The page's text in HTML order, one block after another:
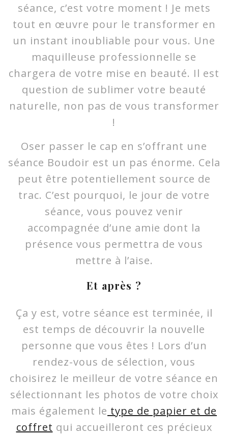
séance, c’est votre moment ! Je mets
tout en œuvre pour le transformer en
un instant inoubliable pour vous. Une
maquilleuse professionnelle se
chargera de votre mise en beauté. Il est
question de sublimer votre beauté
naturelle, non pas de vous transformer
!
Oser passer le cap en s’offrant une
séance Boudoir est un pas énorme. Cela
peut être potentiellement source de
trac. C’est pourquoi, le jour de votre
séance, vous pouvez venir
accompagnée d’une amie dont la
présence vous permettra de vous
mettre à l’aise.
Et après ?
Ça y est, votre séance est terminée, il
est temps de découvrir la nouvelle
personne que vous êtes ! Lors d’un
rendez-vous de sélection, vous
choisirez le meilleur de votre séance en
sélectionnant les photos de votre choix
mais également le type de papier et de
coffret qui accueilleront ces précieux